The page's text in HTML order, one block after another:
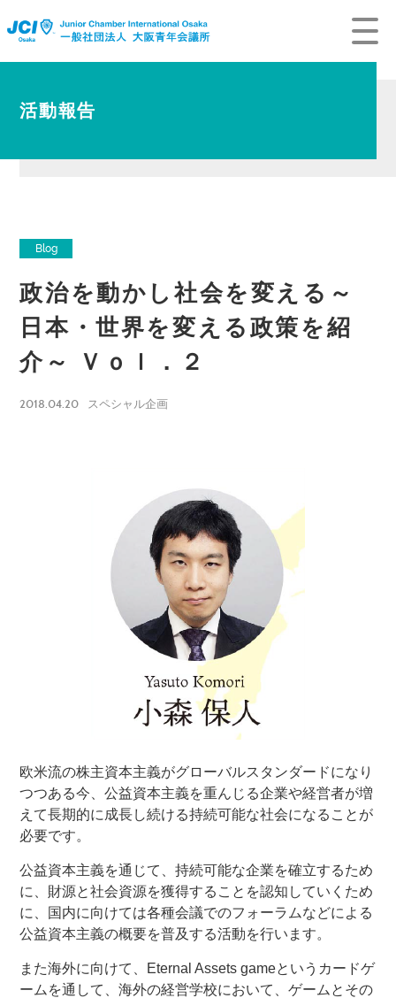
活動報告
Blog
政治を動かし社会を変える～
日本・世界を変える政策を紹
介～ Ｖｏｌ．２
2018.04.20 スペシャル企画
欧米流の株主資本主義がグローバルスタンダードになり
つつある今、公益資本主義を重んじる企業や経営者が増
えて長期的に成長し続ける持続可能な社会になることが
必要です。
公益資本主義を通じて、持続可能な企業を確立するため
に、財源と社会資源を獲得することを認知していくため
に、国内に向けては各種会議でのフォーラムなどによる
公益資本主義の概要を普及する活動を行います。
また海外に向けて、Eternal Assets gameというカードゲ
ームを通して、海外の経営学校において、ゲームとその